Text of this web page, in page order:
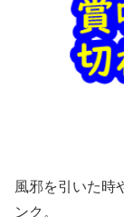
風邪を引いた時
ンク。